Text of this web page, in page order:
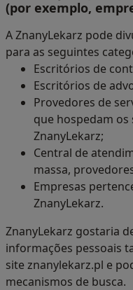
(por exemplo,
A ZnanyLekarz pode
para as seguintes
Escritórios de
Escritórios de
Provedores de
que hospedam
ZnanyLekarz;
Central de
massa,
Empresas
ZnanyLekarz.
ZnanyLekarz gostaria
informações pessoais
site znanylekarz.pl e
mecanismos de busca.